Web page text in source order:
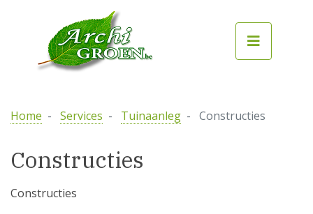
Home Services Tuinaanleg Constructies
Constructies
Constructies